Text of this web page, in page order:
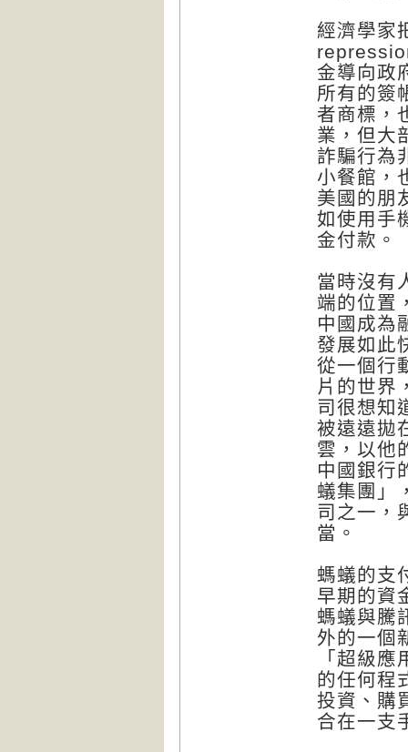
經濟學家
金導向政
所有的簽
者商標，
業，但大
詐騙行為
小餐館，
美國的朋
如使用手
金付款。
當時沒有
端的位置
中國成為
發展如此
從一個行
片的世界
司很想知
被遠遠拋
雲，以他
中國銀行
蟻集團」
司之一，
當。
螞蟻的支
早期的資
螞蟻與騰
外的一個
「超級
的任何程
投資、購
合在一支